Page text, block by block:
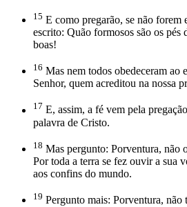
15 E como pregarão, se não forem
escrito: Quão formosos são os pés
boas!
16 Mas nem todos obedeceram ao
Senhor, quem acreditou na nossa
17 E, assim, a fé vem pela
palavra de Cristo.
18 Mas pergunto: Porventura, não
Por toda a terra se fez ouvir a sua
aos confins do mundo.
19 Pergunto mais: Porventura, não